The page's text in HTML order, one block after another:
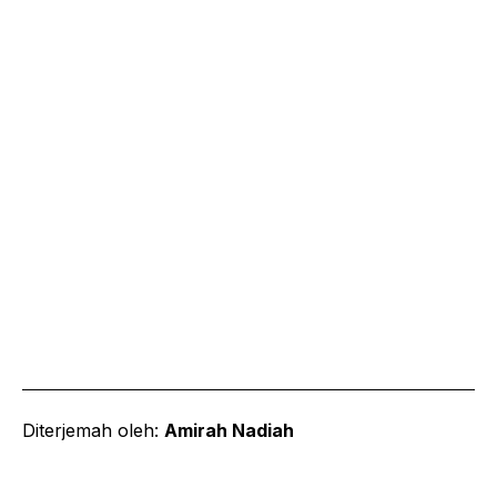
Diterjemah oleh: Amirah Nadiah